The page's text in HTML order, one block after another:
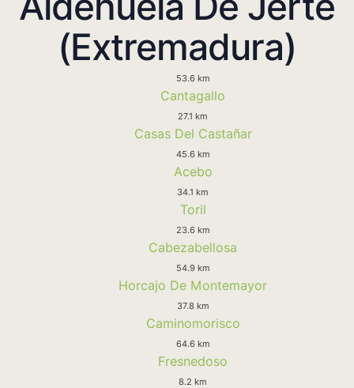
(Extremadura)
53.6 km
Cantagallo
27.1 km
Casas Del Castañar
45.6 km
Acebo
34.1 km
Toril
23.6 km
Cabezabellosa
54.9 km
Horcajo De Montemayor
37.8 km
Caminomorisco
64.6 km
Fresnedoso
8.2 km